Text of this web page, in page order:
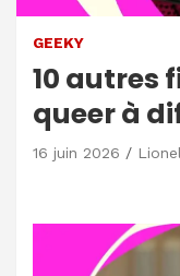
GEEKY
10 autres
queer à
16 juin 2026 Lionel